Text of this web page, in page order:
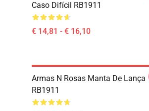
Caso Difícil RB1911
€ 14,81 - € 16,10
Armas N Rosas Manta De Lança
RB1911